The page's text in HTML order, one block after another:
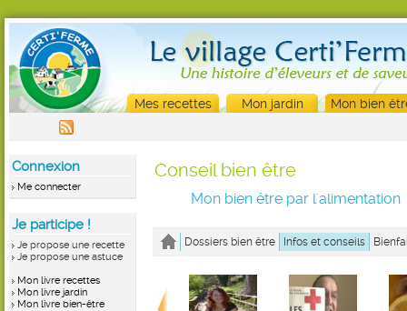
Mes recettes Mon jardin Mon bien
Connexion
Me connecter
Je participe !
Je propose une recette
Je propose une astuce
Mon livre recettes
Mon livre jardin
Mon livre bien-être
Conseil bien être
Mon bien être par l'alimentation
Dossiers bien être Infos et conseils